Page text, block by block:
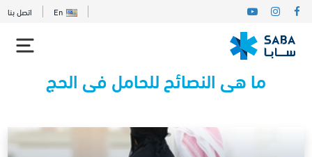
En اتصل بنا
ما هى النصائح للحامل فى الحج